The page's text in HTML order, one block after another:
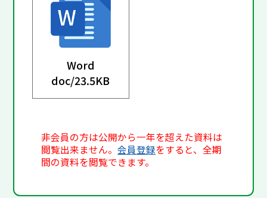
Word
doc/23.5KB
非会員の方は公開から一年を超えた資料は
閲覧出来ません。会員登録をすると、全期
間の資料を閲覧できます。